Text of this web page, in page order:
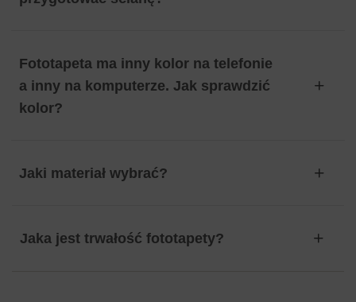
Fototapeta ma inny kolor na telefonie
a inny na komputerze. Jak sprawdzić
kolor?
Jaki materiał wybrać?
Jaka jest trwałość fototapety?